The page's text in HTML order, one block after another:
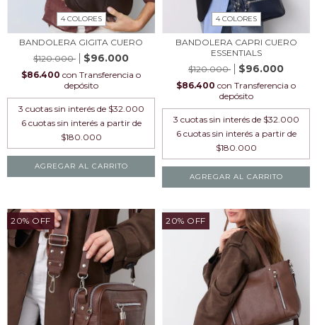
4 COLORES
BANDOLERA GIGITA CUERO
$120.000
$96.000
$86.400 con Transferencia o
depósito
3 cuotas sin interés de $32.000
AGREGAR AL CARRITO
4 COLORES
BANDOLERA CAPRI CUERO
ESSENTIALS
$120.000
$96.000
$86.400 con Transferencia o
depósito
3 cuotas sin interés de $32.000
AGREGAR AL CARRITO
20% OFF 20% OFF